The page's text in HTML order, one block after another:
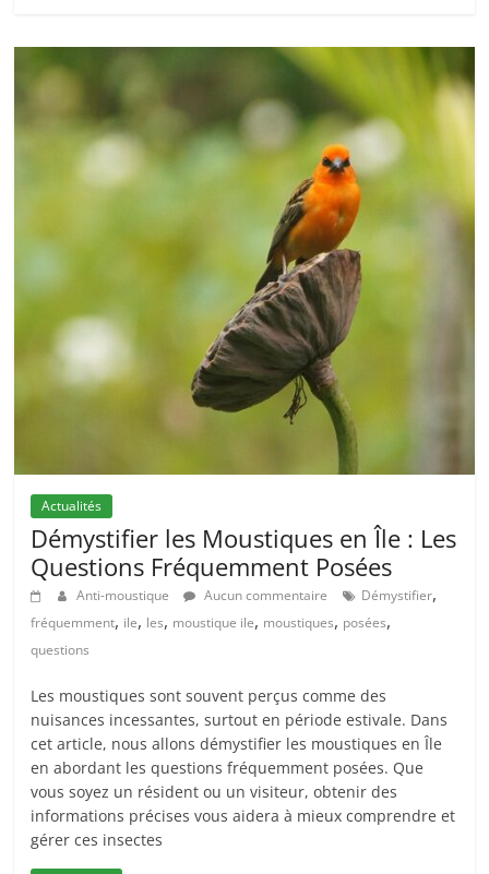
Actualités
Démystifier les Moustiques en Île : Les
Questions Fréquemment Posées
Anti-moustique Aucun commentaire Démystifier,
fréquemment, ile, les, moustique ile, moustiques, posées,
questions
Les moustiques sont souvent perçus comme des
nuisances incessantes, surtout en période estivale. Dans
cet article, nous allons démystifier les moustiques en Île
en abordant les questions fréquemment posées. Que
vous soyez un résident ou un visiteur, obtenir des
informations précises vous aidera à mieux comprendre et
gérer ces insectes